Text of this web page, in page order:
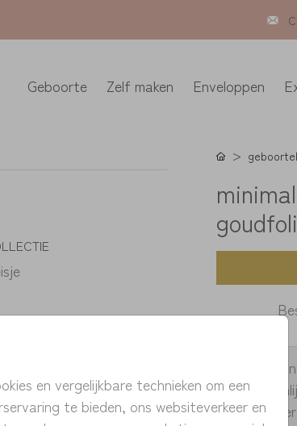
Geboorte Zelf maken Enveloppen
en vergelijkbare technieken om een
te bieden, ons websiteverkeer en
> unieke
>
> snelle